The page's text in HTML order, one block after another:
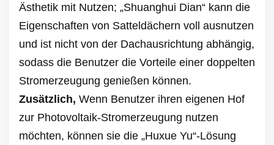
Ästhetik mit Nutzen; „Shuanghui Dian“ kann die
Eigenschaften von Satteldächern voll ausnutzen
und ist nicht von der Dachausrichtung abhängig,
sodass die Benutzer die Vorteile einer doppelten
Stromerzeugung genießen können.
Zusätzlich, Wenn Benutzer ihren eigenen Hof
zur Photovoltaik-Stromerzeugung nutzen
möchten, können sie die „Huxue Yu“-Lösung